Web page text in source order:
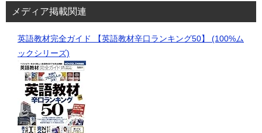
メディア掲載関連
英語教材完全ガイド 【英語教材辛口ランキング50】 (100%ム
ックシリーズ)